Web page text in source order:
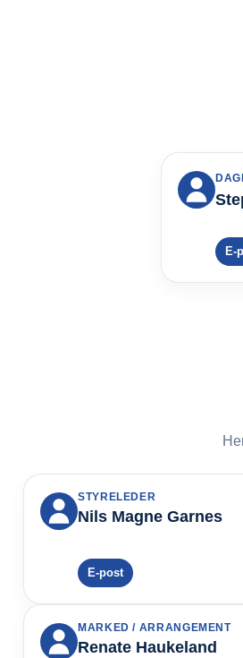
E-
STYRELEDER
Nils Magne Garnes
E-post
MARKED / ARRANGEMENT
Renate Haukeland